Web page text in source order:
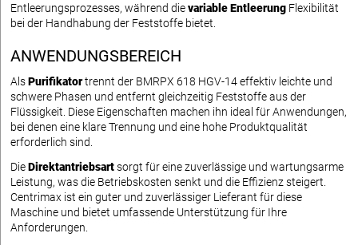
Entleerungsprozesses, während dievariable Entleerung Flexibilität
bei der Handhabung der Feststoffe bietet.
ANWENDUNGSBEREICH
AlsPurifikatortrennt der BMRPX 618 HGV-14 effektiv leichte und
schwere Phasen und entfernt gleichzeitig Feststoffe aus der
Flüssigkeit. Diese Eigenschaften machen ihn ideal für Anwendungen,
bei denen eine klare Trennung und eine hohe Produktqualität
erforderlich sind.
DieDirektantriebsartsorgt für eine zuverlässige und wartungsarme
Leistung, was die Betriebskosten senkt und die Effizienz steigert.
Centrimax ist ein guter und zuverlässiger Lieferant für diese
Maschine und bietet umfassende Unterstützung für Ihre
Anforderungen.